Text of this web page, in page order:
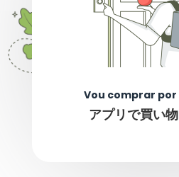
Vou comprar
アプリで買い